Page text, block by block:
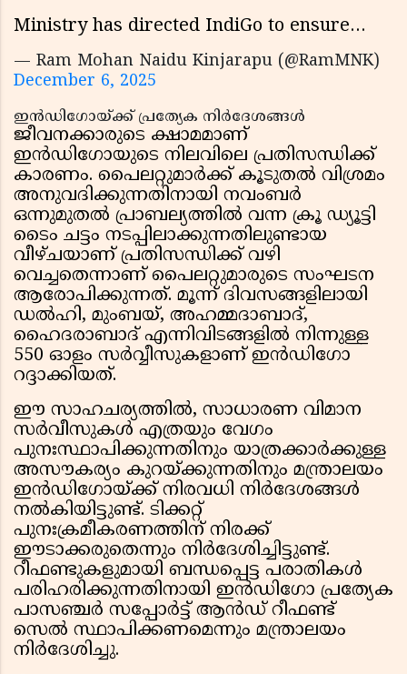
Ministry has directed IndiGo to ensure…
— Ram Mohan Naidu Kinjarapu (@RamMNK)
December 6, 2025
ഇൻഡിഗോയ്ക്ക് പ്രത്യേക നിർദേശങ്ങൾ
ജീവനക്കാരുടെ ക്ഷാമമാണ്
ഇൻഡിഗോയുടെ നിലവിലെ പ്രതിസന്ധിക്ക്
കാരണം. പൈലറ്റുമാർക്ക് കൂടുതൽ വിശ്രമം
അനുവദിക്കുന്നതിനായി നവംബർ
ഒന്നുമുതൽ പ്രാബല്യത്തിൽ വന്ന ക്രൂ ഡ്യൂട്ടി
ടൈം ചട്ടം നടപ്പിലാക്കുന്നതിലുണ്ടായ
വീഴ്ചയാണ് പ്രതിസന്ധിക്ക് വഴി
വെച്ചതെന്നാണ് പൈലറ്റുമാരുടെ സംഘടന
ആരോപിക്കുന്നത്. മൂന്ന് ദിവസങ്ങളിലായി
ഡൽഹി, മുംബയ്, അഹമ്മദാബാദ്,
ഹൈദരാബാദ് എന്നിവിടങ്ങളിൽ നിന്നുള്ള
550 ഓളം സർവ്വീസുകളാണ് ഇൻഡിഗോ
റദ്ദാക്കിയത്.
ഈ സാഹചര്യത്തിൽ, സാധാരണ വിമാന
സർവീസുകൾ എത്രയും വേഗം
പുനഃസ്ഥാപിക്കുന്നതിനും യാത്രക്കാർക്കുള്ള
അസൗകര്യം കുറയ്ക്കുന്നതിനും മന്ത്രാലയം
ഇൻഡിഗോയ്ക്ക് നിരവധി നിർദേശങ്ങൾ
നൽകിയിട്ടുണ്ട്. ടിക്കറ്റ്
പുനഃക്രമീകരണത്തിന് നിരക്ക്
ഈടാക്കരുതെന്നും നിർദേശിച്ചിട്ടുണ്ട്.
റീഫണ്ടുകളുമായി ബന്ധപ്പെട്ട പരാതികൾ
പരിഹരിക്കുന്നതിനായി ഇൻഡിഗോ പ്രത്യേക
പാസഞ്ചർ സപ്പോർട്ട് ആൻഡ് റീഫണ്ട്
സെൽ സ്ഥാപിക്കണമെന്നും മന്ത്രാലയം
നിർദേശിച്ചു.